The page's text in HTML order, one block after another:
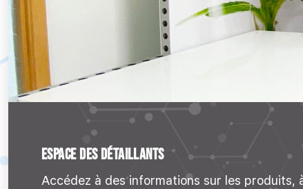
ESPACE DES DÉTAILLANTS
Accédez à des informations sur les